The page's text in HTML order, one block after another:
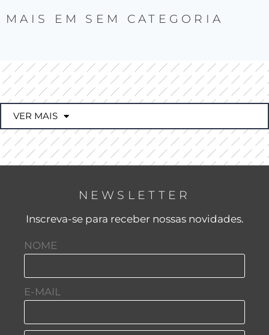
MAIS EM SEM CATEGORIA
VER MAIS
NEWSLETTER
Inscreva-se para receber nossas novidades.
NOME
E-MAIL